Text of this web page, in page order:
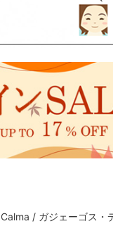
/ ガジェーゴス・